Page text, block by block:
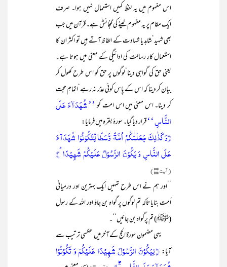
اس مفہوم میں یہ لفظ کہیں استعمال نہیں ہوا۔ صرف
ایک مقام پر یہ مفہوم لینے کی گنجائش ہے۔ قرآن میں جب
بھی شہید‘شاہد یا شہادت کے الفاظ آتے ہیں تو اکثر ان کا
استعمال کارِ رسالت کی ادائیگی کے معنی میں ہوتا ہے۔
یعنی حق کی گواہی دینا‘لوگوں پر حق کو اس طرح کھول کر
بیان کر دینا کہ اس کے پاس کوئی عذر نہ رہے‘اتمامِ حجت
کر دینا۔ اس معنی میں اس امت کو’’ شُہَدَآءَ عَلَی
النَّاسِ ‘‘قرار دیا گیا۔ سورۂ بقرہ میں فرمایا:
﴿وَ کَذٰلِکَ جَعَلۡنٰکُمۡ اُمَّۃً وَّسَطًا لِّتَکُوۡنُوۡا شُہَدَآءَ
عَلَی النَّاسِ وَ یَکُوۡنَ الرَّسُوۡلُ عَلَیۡکُمۡ شَہِیۡدًا ؕ﴾
(آیت ۱۴۳)
’’اور ہم نے اس طرح تمہیں ایک بہترین اور درمیانی
اُمت بنایا تاکہ تم لوگوں پر گواہ بن جاؤ اور اللہ کے رسول
(ﷺ) تم پرگواہ بن جائیں‘‘۔
یہی مضمون سورۃ الحج کے آخر میں عکسی ترتیب سے
آیا:﴿ لِیَکُوۡنَ الرَّسُوۡلُ شَہِیۡدًا عَلَیۡکُمۡ وَ تَکُوۡنُوۡا